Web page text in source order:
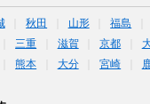
秋田 山形 福島
三重 滋賀 京都
熊本 大分 宮崎